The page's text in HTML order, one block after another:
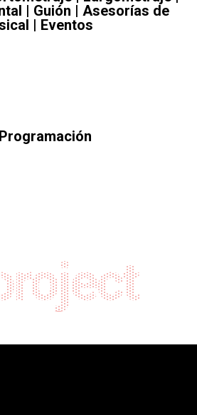
| Guión | Asesorías de
| Eventos
Programación